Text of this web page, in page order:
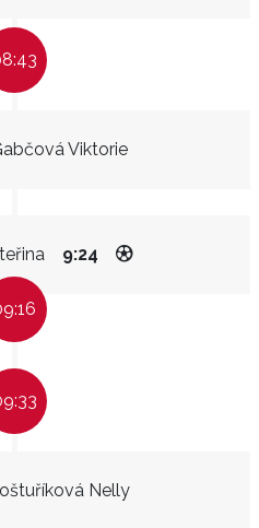
Viktorie
9:24
Nelly